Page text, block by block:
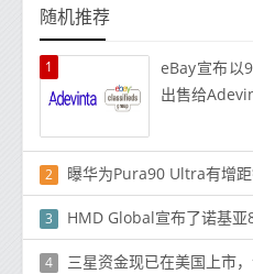
随机推荐
1
eBay宣布以
出售给
2 曝华为Pura90 Ultra有增
3 HMD Global宣布了诺基亚
4 三星资金现已在美国上市